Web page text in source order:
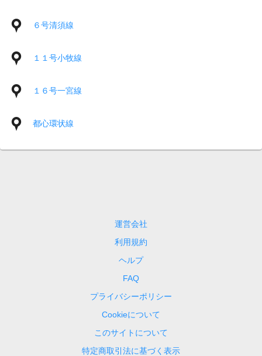
６号清須線
１１号小牧線
１６号一宮線
都心環状線
運営会社
利用規約
ヘルプ
FAQ
プライバシーポリシー
Cookieについて
このサイトについて
特定商取引法に基づく表示